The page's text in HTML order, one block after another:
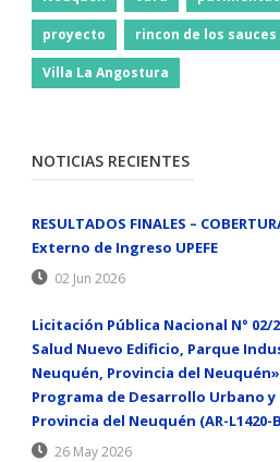
proyecto rincon de los sauces
Villa La Angostura
NOTICIAS RECIENTES
RESULTADOS FINALES –
Externo de Ingreso UPEFE
02 Jun 2026
Licitación Pública Nacional N° 02/
Salud Nuevo Edificio, Parque
Neuquén, Provincia del
Programa de Desarrollo Urbano
Provincia del Neuquén (AR-L1420-
26 May 2026